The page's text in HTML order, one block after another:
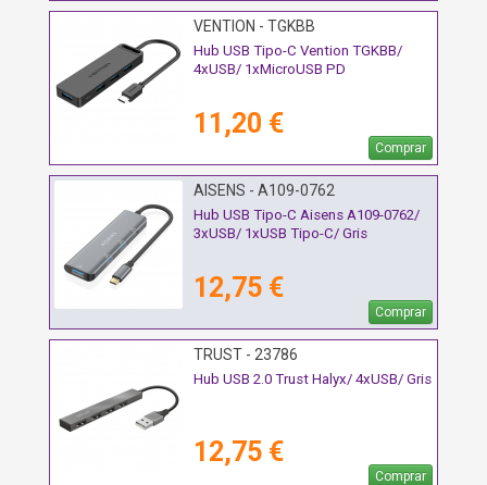
VENTION - TGKBB
Hub USB Tipo-C Vention TGKBB/
4xUSB/ 1xMicroUSB PD
11,20 €
Comprar
AISENS - A109-0762
Hub USB Tipo-C Aisens A109-0762/
3xUSB/ 1xUSB Tipo-C/ Gris
12,75 €
Comprar
TRUST - 23786
Hub USB 2.0 Trust Halyx/ 4xUSB/ Gris
12,75 €
Comprar